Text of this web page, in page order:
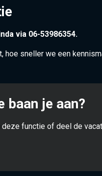
via 06-53986354.
sneller we een
baan je aan?
op deze